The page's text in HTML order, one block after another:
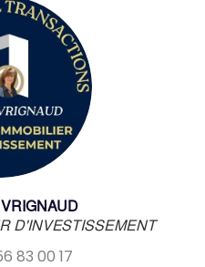
D'INVESTISSEMENT
83 00 17